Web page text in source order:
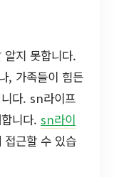
알지 못합니다.
, 가족들이 힘든
다. sn라이프
니다. sn라이
접근할 수 있습